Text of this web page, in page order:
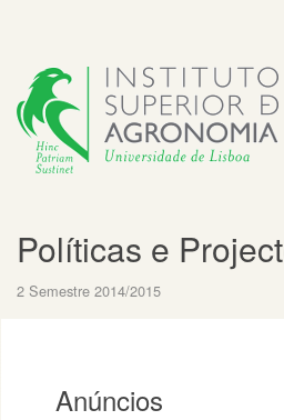
Políticas e
2 Semestre 2014/2015
Anúncios